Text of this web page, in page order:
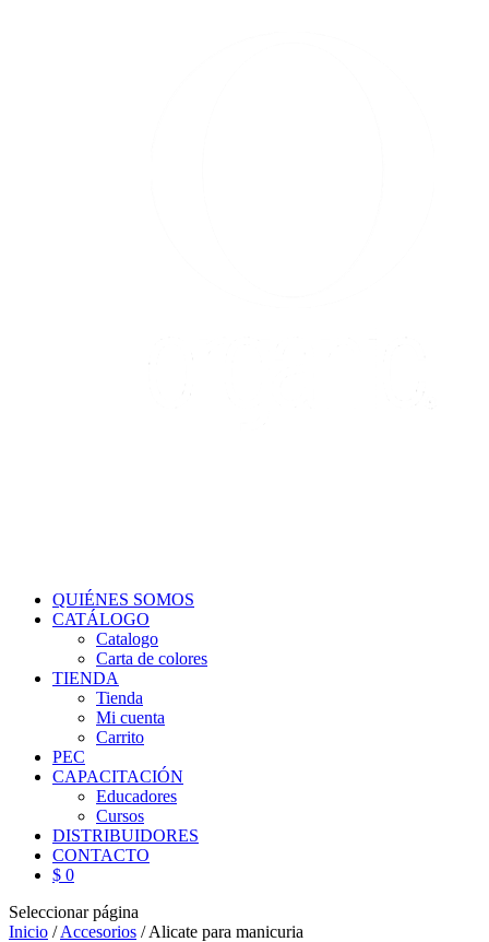
QUIÉNES SOMOS
CATÁLOGO
Catalogo
Carta de colores
TIENDA
Tienda
Mi cuenta
Carrito
PEC
CAPACITACIÓN
Educadores
Cursos
DISTRIBUIDORES
CONTACTO
$ 0
Seleccionar página
Inicio /Accesorios / Alicate para manicuria